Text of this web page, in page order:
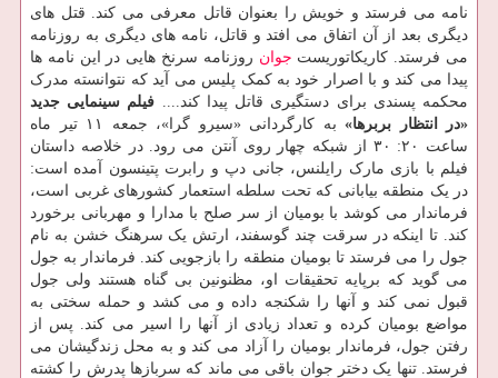
نامه می فرستد و خویش را بعنوان قاتل معرفی می کند. قتل های
دیگری بعد از آن اتفاق می افتد و قاتل، نامه های دیگری به روزنامه
می فرستد. کاریکاتوریست جوان روزنامه سرنخ هایی در این نامه ها
پیدا می کند و با اصرار خود به کمک پلیس می آید که نتوانسته مدرک
محکمه پسندی برای دستگیری قاتل پیدا کند.... فیلم سینمایی جدید
«در انتظار بربرها»
به کارگردانی «سیرو گرا»، جمعه ۱۱ تیر ماه
ساعت ۲۰: ۳۰ از شبکه چهار روی آنتن می رود. در خلاصه داستان
فیلم با بازی مارک رایلنس، جانی دپ و رابرت پتینسون آمده است:
در یک منطقه بیابانی که تحت سلطه استعمار کشورهای غربی است،
فرماندار می کوشد با بومیان از سر صلح با مدارا و مهربانی برخورد
کند. تا اینکه در سرقت چند گوسفند، ارتش یک سرهنگ خشن به نام
جول را می فرستد تا بومیان منطقه را بازجویی کند. فرماندار به جول
می گوید که برپایه تحقیقات او، مظنونین بی گناه هستند ولی جول
قبول نمی کند و آنها را شکنجه داده و می کشد و حمله سختی به
مواضع بومیان کرده و تعداد زیادی از آنها را اسیر می کند. پس از
رفتن جول، فرماندار بومیان را آزاد می کند و به محل زندگیشان می
فرستد. تنها یک دختر جوان باقی می ماند که سربازها پدرش را کشته